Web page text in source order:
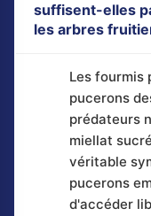
suffisent-elles
les arbres
Les fourmis
pucerons
prédateurs
miellat
véritable
pucerons
d'accéder